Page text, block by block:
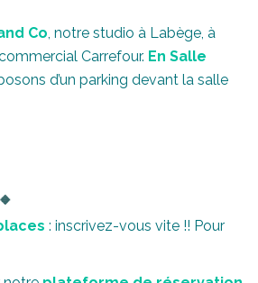
Co, notre studio à Labège, à
Carrefour. En Salle
d’un parking devant la salle
: inscrivez-vous vite !! Pour